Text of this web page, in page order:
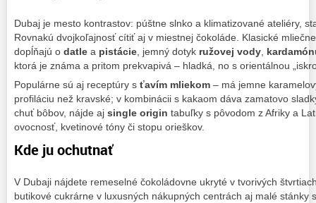
Dubaj je mesto kontrastov: púštne slnko a klimatizované ateliéry,
Rovnakú dvojkoľajnosť cítiť aj v miestnej čokoláde. Klasické
dopĺňajú o datle a pistácie , jemný dotyk ružovej vody
ktorá je známa a pritom prekvapivá – hladká, no s orientálnou
Populárne sú aj receptúry s ťavím mliekom – má jemne
profiláciu než kravské; v kombinácii s kakaom dáva zamatovo
chuť bôbov, nájde aj single origin tabuľky s pôvodom z Afriky a
ovocnosť, kvetinové tóny či stopu orieškov.
Kde ju ochutnať
V Dubaji nájdete remeselné čokoládovne ukryté v tvorivých
butikové cukrárne v luxusných nákupných centrách aj malé stánky